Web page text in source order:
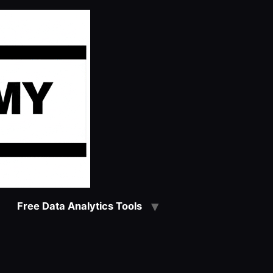
Free Data Analytics Tools